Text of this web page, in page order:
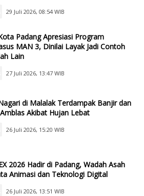
29 Juli 2026, 08:54 WIB
Padang Apresiasi Program
MAN 3, Dinilai Layak Jadi Contoh
Lain
27 Juli 2026, 13:47 WIB
di Malalak Terdampak Banjir dan
Amblas Akibat Hujan Lebat
26 Juli 2026, 15:20 WIB
2026 Hadir di Padang, Wadah Asah
Animasi dan Teknologi Digital
26 Juli 2026, 13:51 WIB